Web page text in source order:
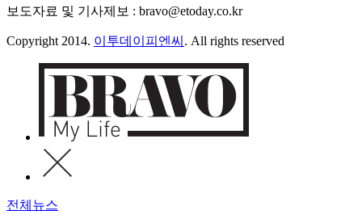
보도자료 및 기사제보 : bravo@etoday.co.kr
Copyright 2014. 이투데이피엔씨 . All rights reserved
전체뉴스